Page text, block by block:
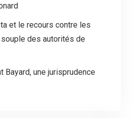
et le recours contre les
des autorités de
Bayard, une jurisprudence